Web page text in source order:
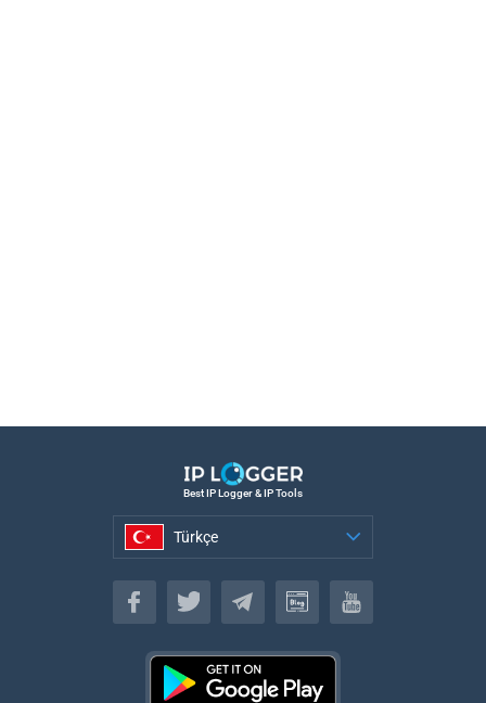
Best IP Logger & IP Tools
Türkçe
Türkçe